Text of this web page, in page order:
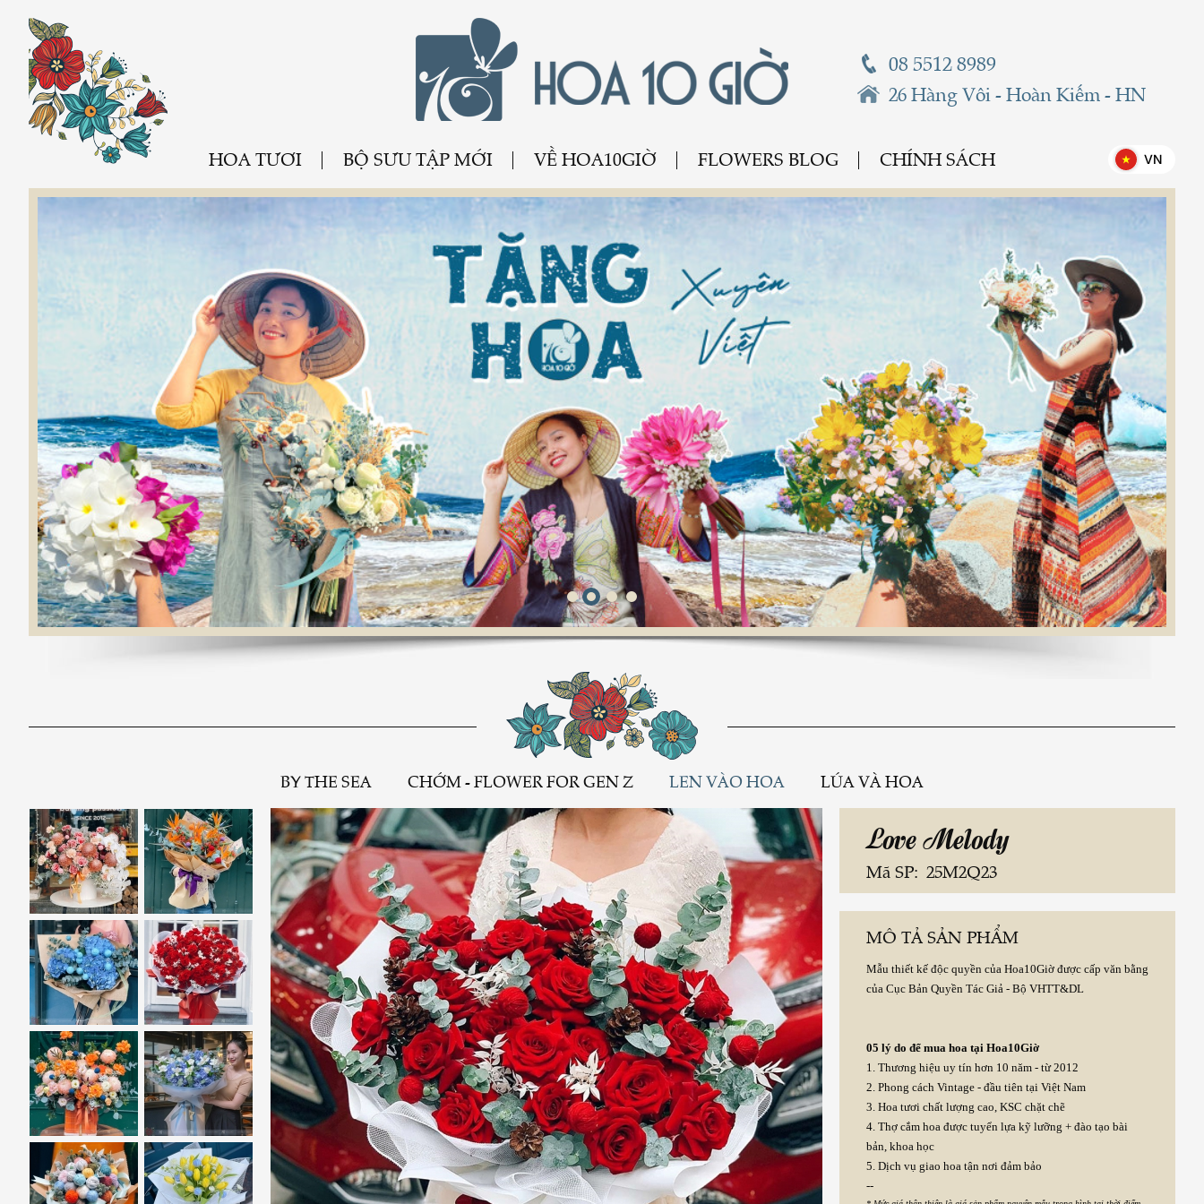
08 5512 8989
26 Hàng Vôi - Hoàn Kiếm - HN
VN
HOA TƯƠI BỘ SƯU TẬP MỚI VỀ HOA10GIỜ FLOWERS BLOG CHÍNH SÁCH
Love Melody
CHỚM - FLOWER FOR GEN Z LEN VÀO HOA
Love Melody
Mã SP:25M2Q23
MÔ TẢ SẢN PHẨM
Mẫu thiết kế độc quyền của Hoa10Giờ được cấp văn bằng
của Cục Bản Quyền Tác Giả - Bộ VHTT&DL
3. Hoa tươi chất lượng cao, KSC chặt chẽ
4. Thợ cắm hoa được tuyển lựa kỹ lưỡng + đào tạo bài
bản, khoa học
5. Dịch vụ giao hoa tận nơi đảm bảo